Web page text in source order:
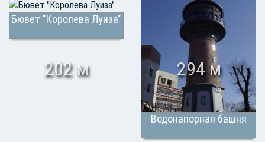
Бювет "Королева Луиза"
202 м
Водонапорная башня
294 м